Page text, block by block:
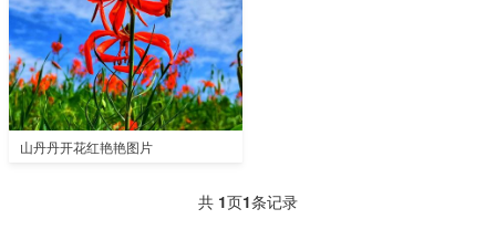
山丹丹开花红艳艳图片
共 1页1条记录